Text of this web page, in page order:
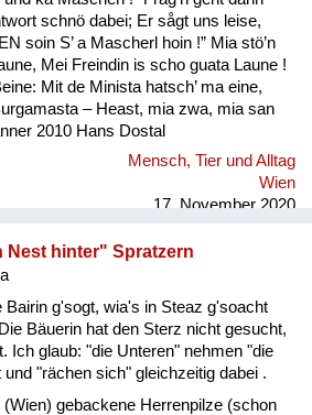
schnö dabei; Er sågt uns leise,
soin S’ a Mascherl hoin !” Mia stö’n
Mei Freindin is scho guata Laune !
Mit de Minista hatsch’ ma eine,
– Heast, mia zwa, mia san
2010 Hans Dostal
Mensch, Tier und Alltag
Wien
17. November 2020
Nest hinter" Spratzern
g'sogt, wia's in Steaz g'soacht
Bäuerin hat den Sterz nicht gesucht,
Ich glaub: "die Unteren" nehmen "die
"rächen sich" gleichzeitig dabei .
gebackene Herrenpilze (schon